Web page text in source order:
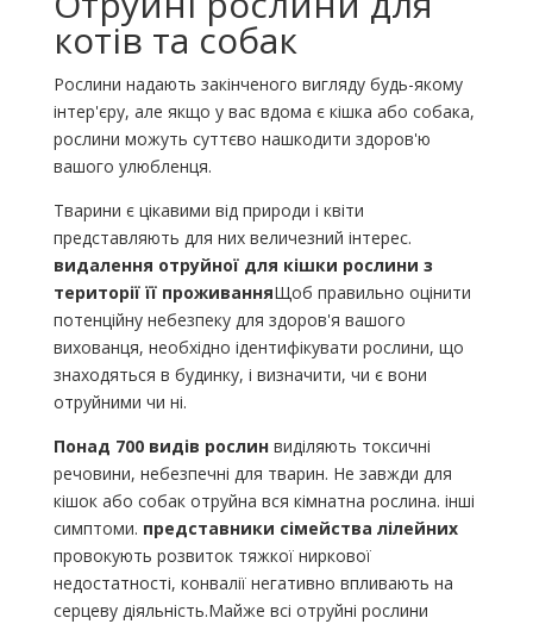
котів та собак
Рослини надають закінченого вигляду будь-якому
інтер'єру, але якщо у вас вдома є кішка або собака,
рослини можуть суттєво нашкодити здоров'ю
вашого улюбленця.
Тварини є цікавими від природи і квіти
представляють для них величезний інтерес.
видалення отруйної для кішки рослини з
території її проживанняЩоб правильно оцінити
потенційну небезпеку для здоров'я вашого
вихованця, необхідно ідентифікувати рослини, що
знаходяться в будинку, і визначити, чи є вони
отруйними чи ні.
Понад 700 видів рослинвиділяють токсичні
речовини, небезпечні для тварин. Не завжди для
кішок або собак отруйна вся кімнатна рослина. інші
симптоми. представники сімейства лілейних
провокують розвиток тяжкої ниркової
недостатності, конвалії негативно впливають на
серцеву діяльність.Майже всі отруйні рослини